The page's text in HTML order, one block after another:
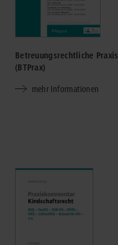
Betreuungsrechtliche Praxis
(BTPrax)
mehr Informationen